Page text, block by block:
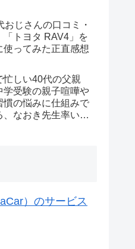
おじさんの口コミ・
「トヨタ RAV4」を
使ってみた正直感想
忙しい40代の父親
学受験の親子喧嘩や
慣の悩みに仕組みで
、なおき先生率いる
）のサービス